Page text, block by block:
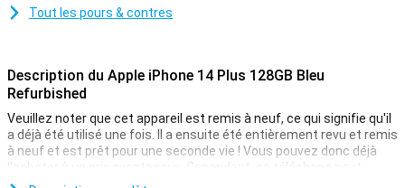
Tout les pours & contres
Description du Apple iPhone 14 Plus 128GB Bleu
Refurbished
Veuillez noter que cet appareil est remis à neuf, ce qui signifie qu'il
a déjà été utilisé une fois. Il a ensuite été entièrement revu et remis
à neuf et est prêt pour une seconde vie ! Vous pouvez donc déjà
l'acheter à un prix avantageux. Cependant, ce téléphone peut
présenter de légers signes d'utilisation à l'extérieur.